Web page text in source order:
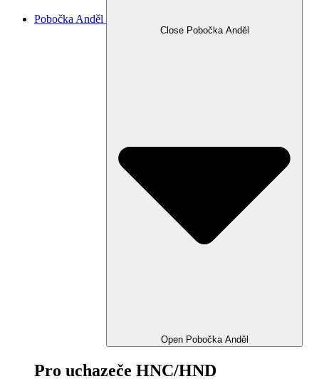
Pobočka Anděl
Close Pobočka Anděl
Open Pobočka Anděl
Pro uchazeče HNC/HND